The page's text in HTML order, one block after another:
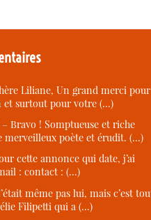
Liliane, Un grand merci pour
et surtout pour votre (…)
– Bravo ! Somptueuse et riche
merveilleux poète et érudit. (…)
cette annonce qui date, j’ai
: contact : (…)
même pas lui, mais c’est
Filipetti qui a (…)